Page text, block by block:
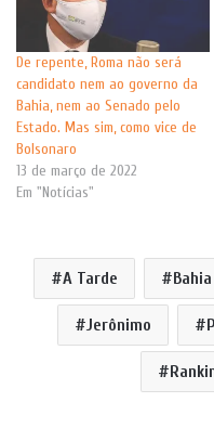
De repente, Roma não será
candidato nem ao governo da
Bahia, nem ao Senado pelo
Estado. Mas sim, como vice de
Bolsonaro
13 de março de 2022
Em "Notícias"
A Tarde Bahia
Jerônimo